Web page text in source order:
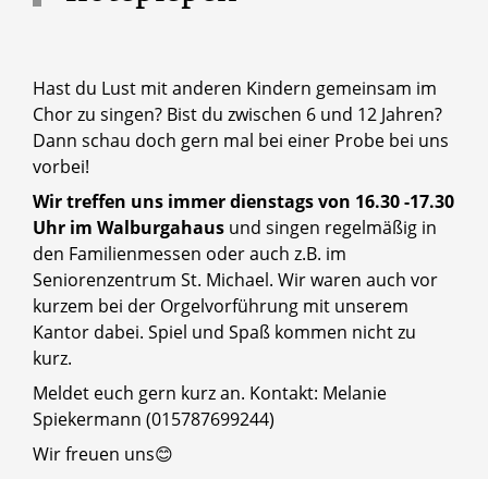
Hast du Lust mit anderen Kindern gemeinsam im
Chor zu singen? Bist du zwischen 6 und 12 Jahren?
Dann schau doch gern mal bei einer Probe bei uns
vorbei!
Wir treffen uns immer dienstags von 16.30 -17.30
Uhr im Walburgahaus und singen regelmäßig in
den Familienmessen oder auch z.B. im
Seniorenzentrum St. Michael. Wir waren auch vor
kurzem bei der Orgelvorführung mit unserem
Kantor dabei. Spiel und Spaß kommen nicht zu
kurz.
Meldet euch gern kurz an. Kontakt: Melanie
Spiekermann (015787699244)
Wir freuen uns😊